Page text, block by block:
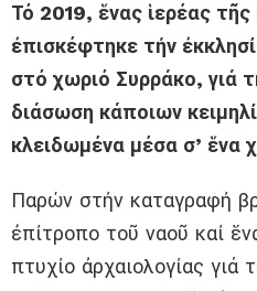
Τό 2019, ἕνας ἱερέας
ἐπισκέφτηκε τήν
στό χωριό Συρράκο, γιά
διάσωση κάποιων
κλειδωμένα μέσα σ’ ἕνα
Παρών στήν καταγραφή
ἐπίτροπο τοῦ ναοῦ καί
πτυχίο ἀρχαιολογίας